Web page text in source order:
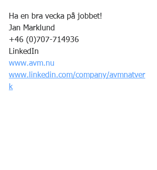
Ha en bra vecka på jobbet!
Jan Marklund
+46 (0)707-714936
LinkedIn
www.avm.nu
www.linkedin.com/company/avmnatver
k